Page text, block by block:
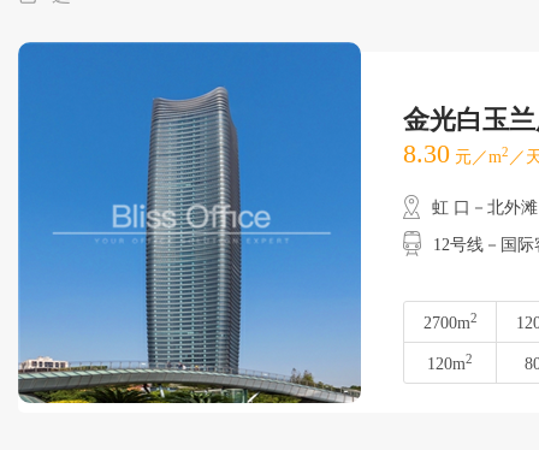
金光白玉
8.30 元／m2 ／
虹 口－北外滩
12号线－国
2700m2
120m2